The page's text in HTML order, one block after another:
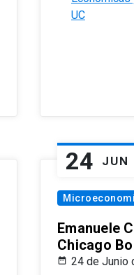
UC
24 JUN
Emanuele
Chicago
24 de Junio